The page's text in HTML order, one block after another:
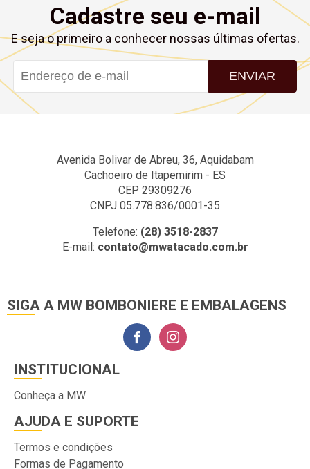
Cadastre seu e-mail
E seja o primeiro a conhecer nossas últimas ofertas.
ENVIAR
Avenida Bolivar de Abreu, 36, Aquidabam
Cachoeiro de Itapemirim - ES
CEP 29309276
CNPJ 05.778.836/0001-35
Telefone: (28) 3518-2837
E-mail: contato@mwatacado.com.br
SIGA A MW BOMBONIERE E EMBALAGENS
INSTITUCIONAL
Conheça a MW
AJUDA E SUPORTE
Termos e condições
Formas de Pagamento